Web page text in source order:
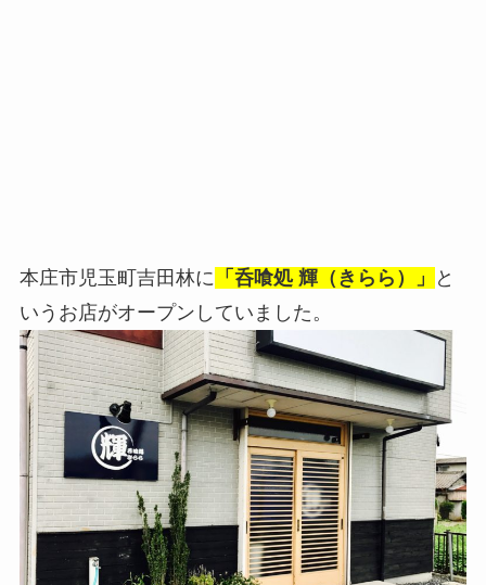
本庄市児玉町吉田林に 「呑喰処 輝（きらら）」
と
いうお店がオープンしていました。